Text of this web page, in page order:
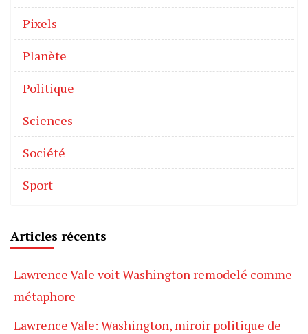
Pixels
Planète
Politique
Sciences
Société
Sport
Articles récents
Lawrence Vale voit Washington remodelé comme
métaphore
Lawrence Vale: Washington, miroir politique de